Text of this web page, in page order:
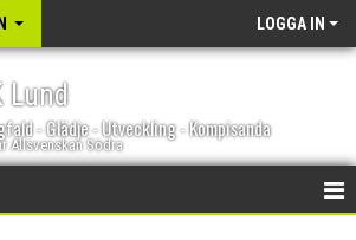
LOGGA IN
Lund
- Glädje - Utveckling - Kompisanda
Allsvenskan Södra